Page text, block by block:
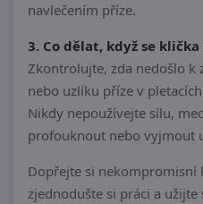
navlečením příze.
3. Co dělat, když se
Zkontrolujte, zda nedošlo k
nebo uzlíku příze v
Nikdy nepoužívejte sílu,
profouknout nebo vyjmout
Dopřejte si nekompromisní
zjednodušte si práci a